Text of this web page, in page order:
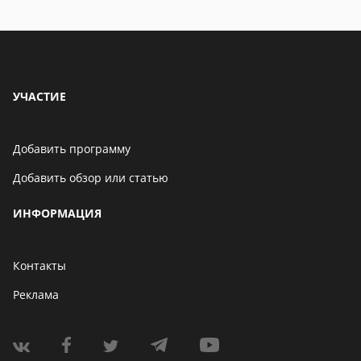
Бенчмарк AnTuTu
06 мая 2021
УЧАСТИЕ
Добавить программу
Добавить обзор или статью
ИНФОРМАЦИЯ
Контакты
Реклама